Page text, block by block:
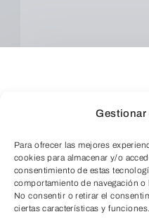
Para ofrecer las mejores
cookies para almacenar y/o
consentimiento de estas
comportamiento de navegación
No consentir o retirar el
ciertas características y funciones.
ENVIAR